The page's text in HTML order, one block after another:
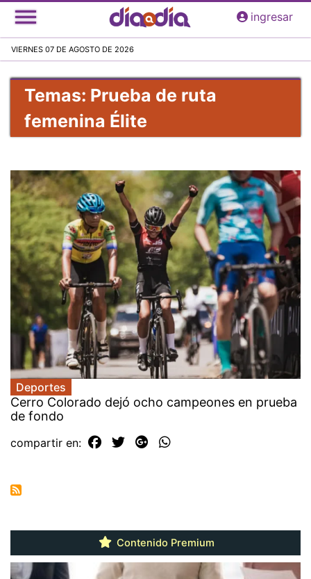
Pasar
al
principal
ingresar
VIERNES 07 DE AGOSTO DE 2026
Temas: Prueba de ruta
femenina Élite
Deportes
Cerro Colorado dejó ocho campeones en prueba
de fondo
compartir en:
Contenido Premium